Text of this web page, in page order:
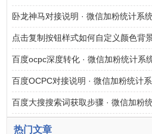
卧龙神马对接说明 · 微信加粉统计系
点击复制按钮样式如何自定义颜色背
百度ocpc深度转化 · 微信加粉统计系
百度OCPC对接说明 · 微信加粉统计
百度大搜搜索词获取步骤 · 微信加粉
热门文章